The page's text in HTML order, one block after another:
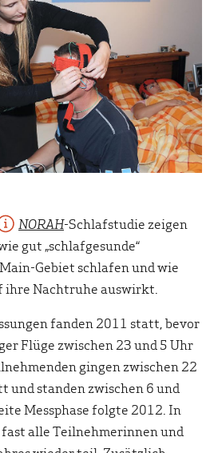
NORAH-Schlafstudie zeigen
gut „schlafgesunde“
Gebiet schlafen und wie
ihre Nachtruhe auswirkt.
fanden 2011 statt, bevor
Flüge zwischen 23 und 5 Uhr
gingen zwischen 22
und standen zwischen 6 und
Messphase folgte 2012. In
fast alle Teilnehmerinnen und